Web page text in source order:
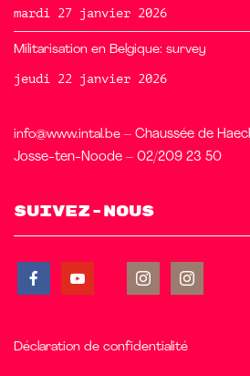
mardi 27 janvier 2026
Militarisation en Belgique: survey
jeudi 22 janvier 2026
info@www.intal.be – Chaussée de
Josse-ten-Noode – 02/209 23 50
Suivez-nous
Déclaration de confidentialité